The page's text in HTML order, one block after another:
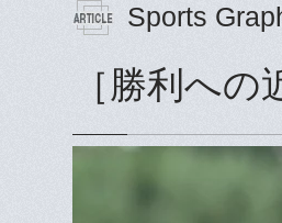
Sports
［勝利へ